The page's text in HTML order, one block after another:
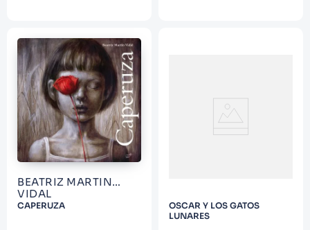
BEATRIZ MARTIN
VIDAL
CAPERUZA
OSCAR Y LOS GATOS
LUNARES